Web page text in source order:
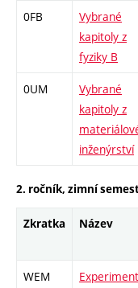
0FB
Vybrané
kapitoly z
fyziky B
0UM
Vybrané
kapitoly z
inženýrství
2. ročník, zimní
Zkratka Název
WEM